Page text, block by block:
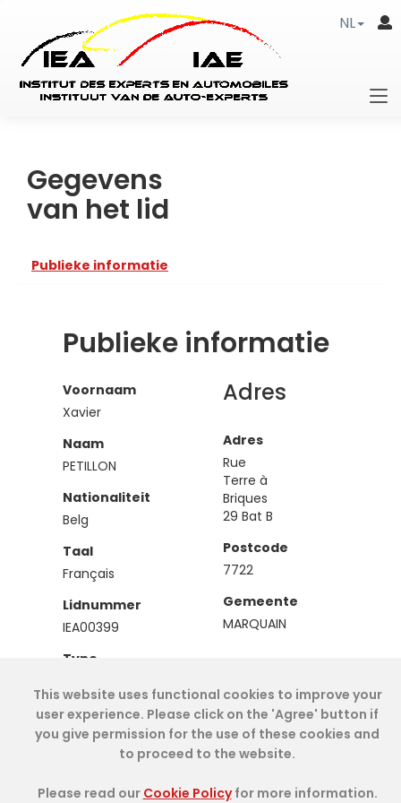
NL
Gegevens
van het lid
Publieke informatie
Publieke informatie
Voornaam
Xavier
Naam
PETILLON
Nationaliteit
Belg
Taal
Français
Lidnummer
IEA00399
Type
Adres
Adres
Rue
Terre à
Briques
29 Bat B
Postcode
7722
Gemeente
MARQUAIN
Cookie Policy- IAE-IEA2026-My Dashboard
This website uses functional cookies to improve your
user experience. Please click on the 'Agree' button if
you give permission for the use of these cookies and
to proceed to the website.
Please read our Cookie Policyfor more information.